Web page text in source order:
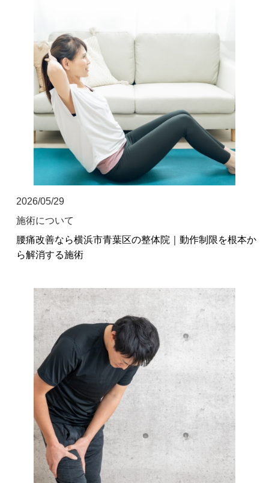
2026/05/29
施術について
腰痛改善なら横浜市青葉区の整体院｜動作制限を根本か
ら解消する施術